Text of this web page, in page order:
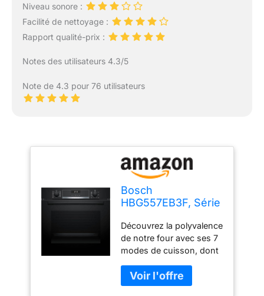
Niveau sonore :
Facilité de nettoyage :
Rapport qualité-prix :
Notes des utilisateurs 4.3/5
Note de 4.3 pour 76 utilisateurs
Bosch
HBG557EB3F, Série
Encastrable, Noir
Découvrez la polyvalence
de notre four avec ses 7
modes de cuisson, dont
le gril air pulsé. Du gril
chaleur tournante à la